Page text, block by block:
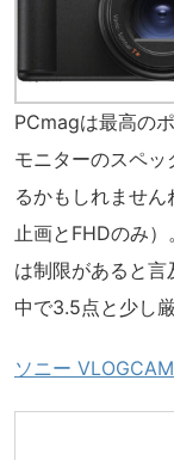
PCmagは最高の
モニターのスペ
るかもしれませ
止画とFHDのみ
は制限があると
中で3.5点と少し厳
ソニー